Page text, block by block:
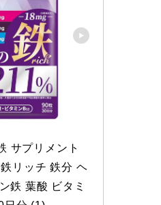
サプリメント
リッチ 鉄分 ヘ
鉄 葉酸 ビタミ